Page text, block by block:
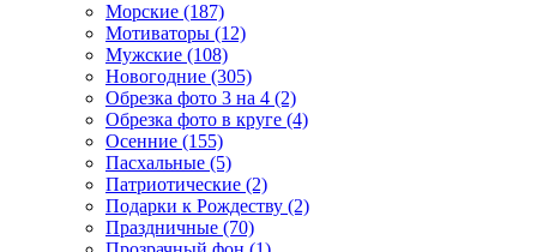
Морские (187)
Мотиваторы (12)
Мужские (108)
Новогодние (305)
Обрезка фото 3 на 4 (2)
Обрезка фото в круге (4)
Осенние (155)
Пасхальные (5)
Патриотические (2)
Подарки к Рождеству (2)
Праздничные (70)